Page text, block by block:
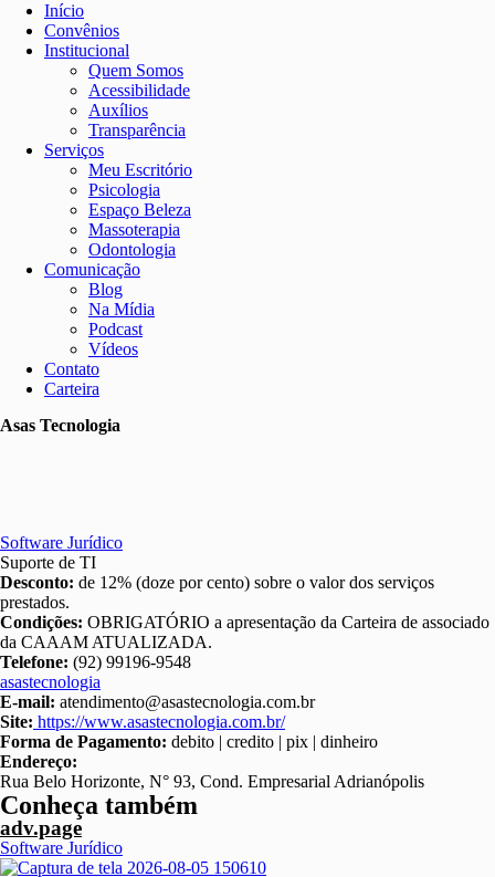
Início
Convênios
Institucional
Quem Somos
Acessibilidade
Auxílios
Transparência
Serviços
Meu Escritório
Psicologia
Espaço Beleza
Massoterapia
Odontologia
Comunicação
Blog
Na Mídia
Podcast
Vídeos
Contato
Carteira
Asas Tecnologia
Software Jurídico
Suporte de TI
Desconto: de 12% (doze por cento) sobre o valor dos serviços
prestados.
Condições: OBRIGATÓRIO a apresentação da Carteira de associado
da CAAAM ATUALIZADA.
Telefone: (92) 99196-9548
asastecnologia
E-mail: atendimento@asastecnologia.com.br
Site: https://www.asastecnologia.com.br/
Forma de Pagamento: debito | credito | pix | dinheiro
Endereço:
Rua Belo Horizonte, N° 93, Cond. Empresarial Adrianópolis
Conheça também
adv.page
Software Jurídico